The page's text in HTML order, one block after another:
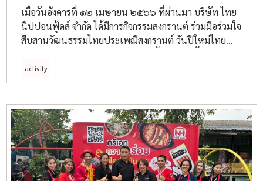
เมื่อวันอังคารที่ ๑๒ เมษายน ๒๕๖๖ ที่ผ่านมา บริษัท ไทย
นิปปอนฟู้ดส์ จำกัด ได้มีการกิจกรรมสงกรานต์ ร่วมมือร่วมใจ
สืบสานวัฒนธรรมไทยประเพณีสงกรานต์ วันปีใหม่ไทย
ผู้ใหญ่ และประเพณีสาดน้ำ เพื่อความเป็นสิริมงคล และ
เป็นขวัญกำลังใจให้แก่พนักงานทุกท่าน อีกทั้งยังสร้างความ
เป็นการสืบสานประเพณีวัฒนธรรมไทยที่ดีงามอีกด้วย
activity